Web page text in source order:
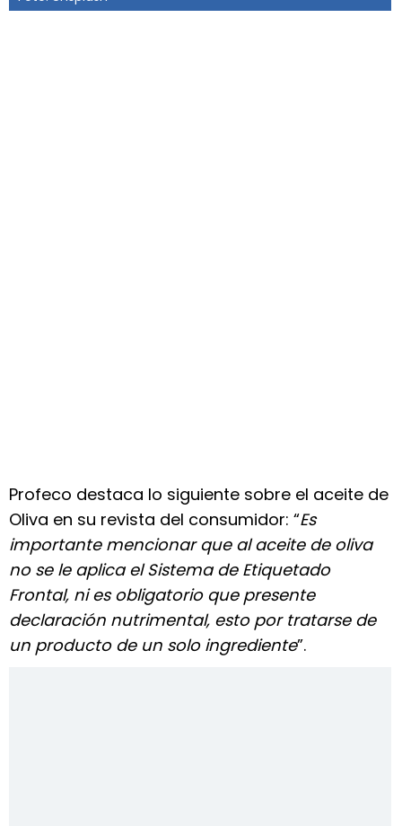
Profeco destaca lo siguiente sobre el aceite de
Oliva en su revista del consumidor: “Es
importante mencionar que al aceite de oliva
no se le aplica el Sistema de Etiquetado
Frontal, ni es obligatorio que presente
declaración nutrimental, esto por tratarse de
un producto de un solo ingrediente”.